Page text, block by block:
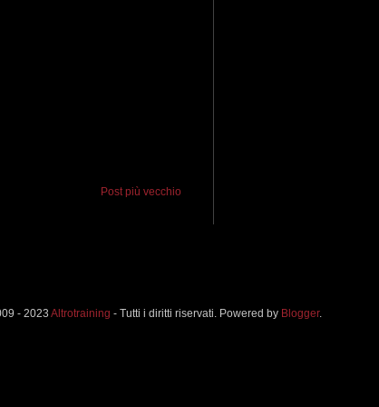
Post più vecchio
- 2023 Altrotraining - Tutti i diritti riservati. Powered by Blogger.